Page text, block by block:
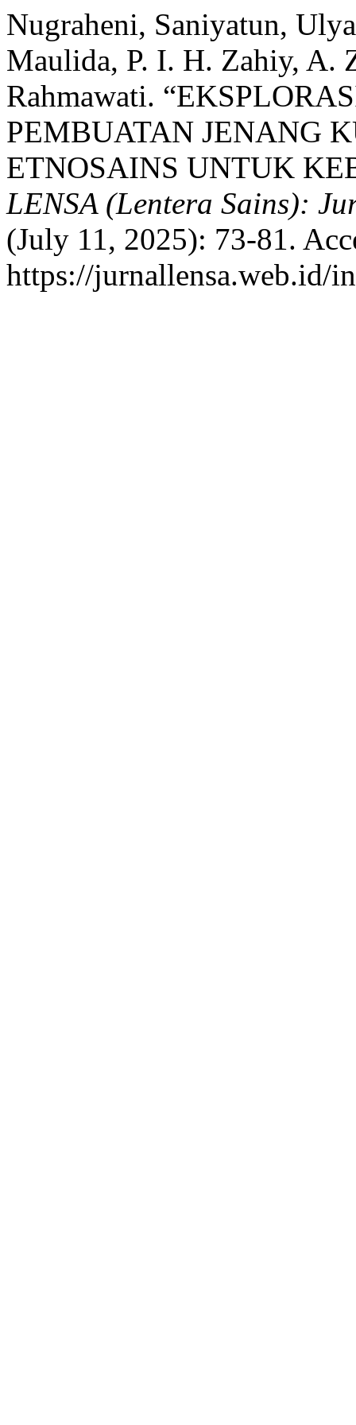
Nugraheni, Saniyatun,
Maulida, P. I. H. Zahiy, A.
Rahmawati.
PEMBUATAN JENANG
ETNOSAINS UNTUK
LENSA (Lentera Sains):
(July 11, 2025): 73-81.
https://jurnallensa.web.id/